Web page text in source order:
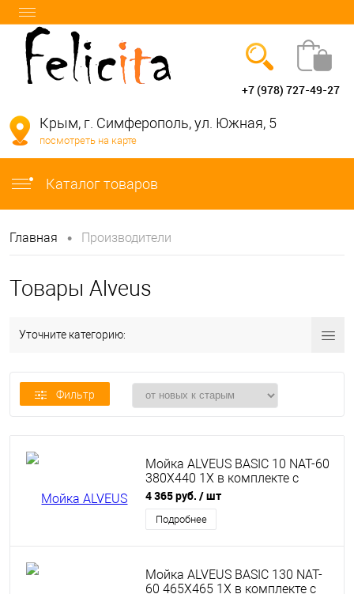
info@felicita-crimea.ru
+7 (978) 727-49-27
Крым, г. Симферополь, ул. Южная, 5
посмотреть на карте
Каталог товаров
Главная • Производители
Товары Alveus
Уточните категорию:
Фильтр
Мойка ALVEUS BASIC 10 NAT-60
380X440 1X в комплекте с
сифоном 1011717
4 365 руб. / шт
Подробнее
Мойка ALVEUS BASIC 130 NAT-
60 465X465 1X в комплекте с